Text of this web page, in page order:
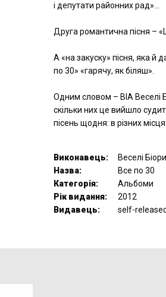
і депутати районних рад»…
Друга романтична пісня –
А «на закуску» пісня, яка й
по 30» «гарячу, як біляш».
Одним словом – ВІА Веселі
скільки них це вийшло
пісень щодня: в різних
Виконавець:
Веселі
Назва:
Все по 30
Категорія:
Альбоми
Рік видання:
2012
Видавець:
self-released